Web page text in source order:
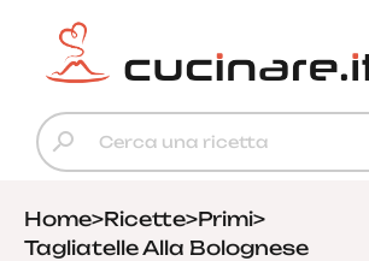
Home>Ricette>Primi>
Tagliatelle Alla Bolognese